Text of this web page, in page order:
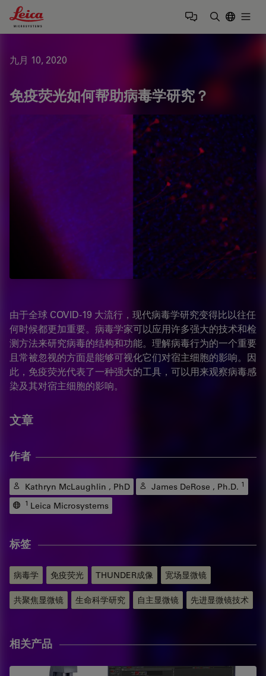
Leica Microsystems Logo
九月 10, 2020
免疫荧光如何帮助病毒学研究？
由于全球 COVID-19 大流行，现代病毒学研究变得比以往任
何时候都更加重要。病毒学家可以应用许多强大的技术和检
测方法来研究病毒的结构和功能。理解病毒行为的一个重要
且常被忽视的方面是能够可视化它们对宿主细胞的影响。因
此，免疫荧光代表了一种强大的工具，可以用来观察病毒感
染及其对宿主细胞的影响。
文章
作者
Kathryn McLaughlin , PhD James DeRose , Ph.D. 1
1 Leica Microsystems
标签
病毒学 免疫荧光 THUNDER成像 宽场显微镜
共聚焦显微镜 生命科学研究 自主显微镜 先进显微镜技术
相关产品